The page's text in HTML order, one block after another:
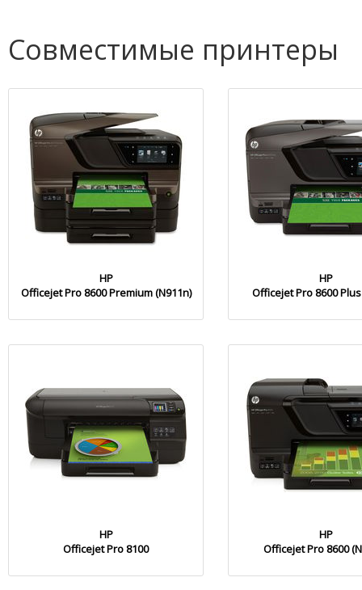
Совместимые принтеры
HP
Officejet Pro 8600 Premium (N911n)
HP
Officejet Pro 8600 Plus
HP
Officejet Pro 8100
HP
Officejet Pro 8600